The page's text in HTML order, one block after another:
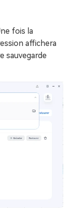
fois la
affichera
sauvegarde